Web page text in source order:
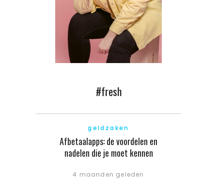
#fresh
geldzaken
Afbetaalapps: de voordelen en
nadelen die je moet kennen
4 maanden geleden